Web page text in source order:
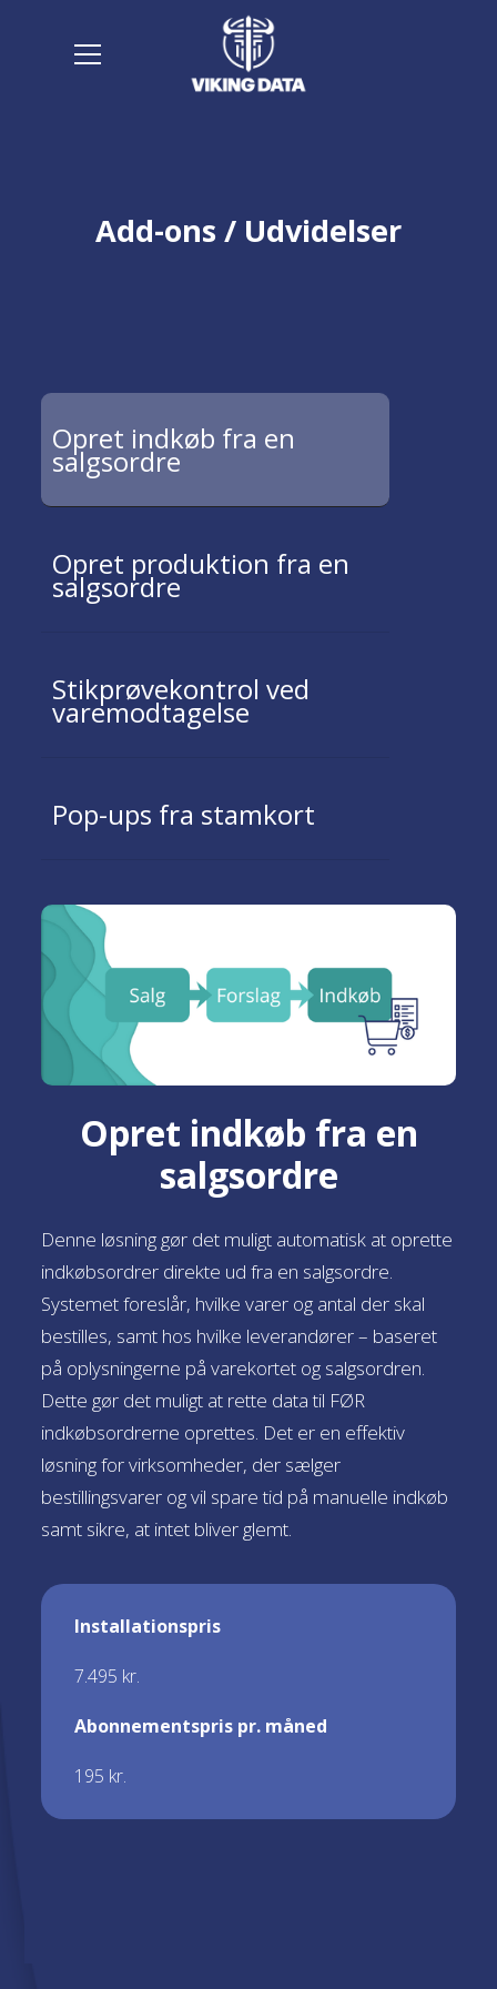
Add-ons / Udvidelser
Opret indkøb fra en
salgsordre
Opret produktion fra en
salgsordre
Stikprøvekontrol ved
varemodtagelse
Pop-ups fra stamkort
Opret indkøb fra en
salgsordre
Denne løsning gør det muligt automatisk at oprette
indkøbsordrer direkte ud fra en salgsordre.
Systemet foreslår, hvilke varer og antal der skal
bestilles, samt hos hvilke leverandører – baseret
på oplysningerne på varekortet og salgsordren.
Dette gør det muligt at rette data til FØR
indkøbsordrerne oprettes. Det er en effektiv
løsning for virksomheder, der sælger
bestillingsvarer og vil spare tid på manuelle indkøb
samt sikre, at intet bliver glemt.
Installationspris
7.495 kr.
Abonnementspris pr. måned
195 kr.